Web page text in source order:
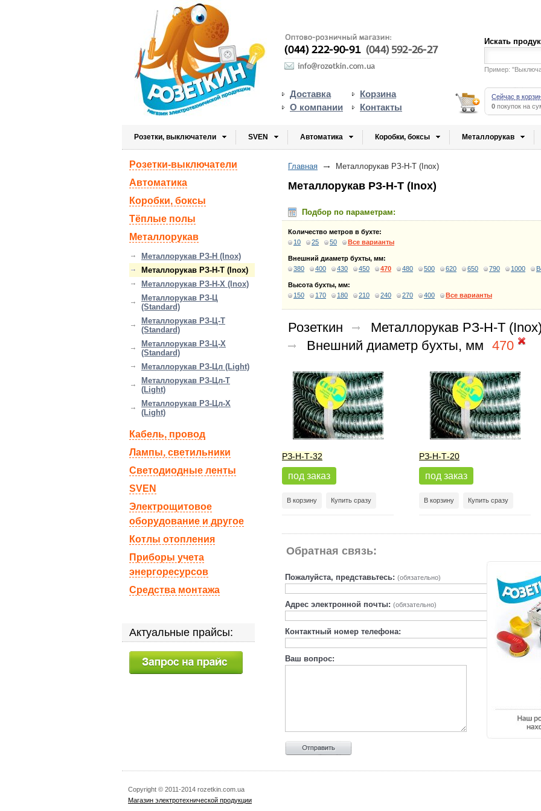
Искать
Пример:
Доставка
Корзина
О компании
Контакты
Сейчас в
0 покупок на
Розетки, выключатели SVEN Автоматика Коробки, боксы Металлорукав
Главная Металлорукав РЗ-Н-Т (Inox)
Металлорукав РЗ-Н-Т (Inox)
Подбор по параметрам:
Количество метров в бухте:
10
25 50 Все варианты
Внешний диаметр бухты, мм:
380
400 430 450 470 480 500 620 650 790 1000
Высота бухты, мм:
150
170 180 210 240 270 400 Все варианты
Розеткин
Металлорукав РЗ-Н-Т
Внешний диаметр бухты, мм 470
РЗ-Н-Т-32
под заказ
В корзину Купить сразу
РЗ-Н-Т-20
под заказ
В корзину Купить сразу
Обратная связь:
Пожалуйста, представьтесь: (обязательно)
Адрес электронной почты: (обязательно)
Контактный номер телефона:
Ваш вопрос:
Розетки-выключатели
Автоматика
Коробки, боксы
Тёплые полы
Металлорукав
Металлорукав РЗ-Н (Inox)
Металлорукав РЗ-Н-Т (Inox)
Металлорукав РЗ-Н-Х (Inox)
Металлорукав РЗ-Ц
(Standard)
Металлорукав РЗ-Ц-Т
(Standard)
Металлорукав РЗ-Ц-Х
(Standard)
Металлорукав РЗ-Цл (Light)
Металлорукав РЗ-Цл-Т
(Light)
Металлорукав РЗ-Цл-Х
(Light)
Кабель, провод
Лампы, светильники
Светодиодные ленты
SVEN
Электрощитовое
оборудование и другое
Котлы отопления
Приборы учета
энергоресурсов
Средства монтажа
Актуальные прайсы:
Copyright © 2011-2014 rozetkin.com.ua
Магазин электротехнической продукции